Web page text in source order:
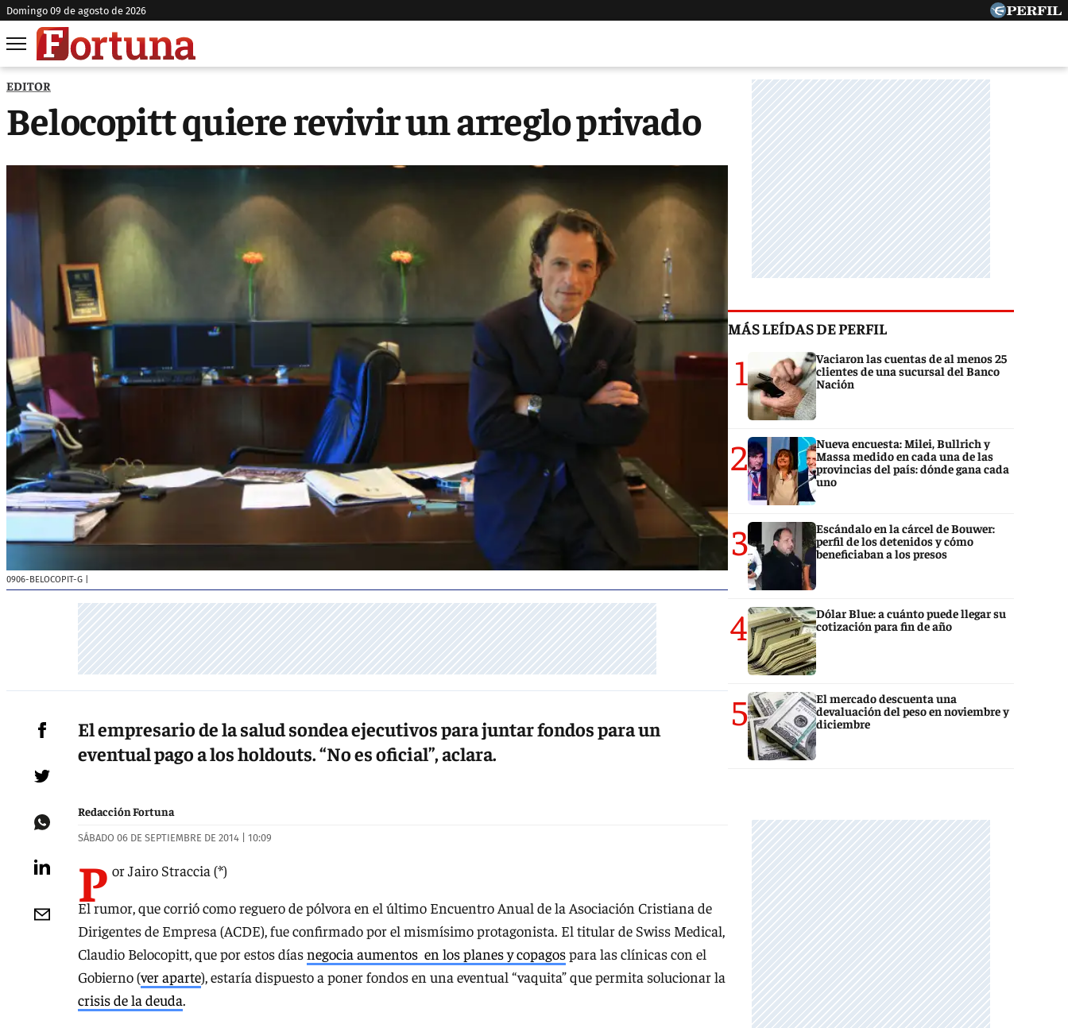
domingo 09 de agosto de 2026
EDITOR
Belocopitt quiere revivir un arreglo privado
0906-BELOCOPIT-G
El empresario de la salud sondea ejecutivos para juntar fondos para un
eventual pago a los holdouts. “No es oficial”, aclara.
Redacción Fortuna
SÁBADO 06 DE SEPTIEMBRE DE 2014 | 10:09
P or Jairo Straccia (*)
El rumor, que corrió como reguero de pólvora en el último Encuentro Anual de la Asociación Cristiana de
Dirigentes de Empresa (ACDE), fue confirmado por el mismísimo protagonista. El titular de Swiss Medical,
Claudio Belocopitt, que por estos díasnegocia aumentos en los planes y copagospara las clínicas con el
Gobierno (ver aparte), estaría dispuesto a poner fondos en una eventual “vaquita” que permita solucionar la
crisis de la deuda.
MÁS LEÍDAS DE PERFIL
1
Vaciaron las cuentas de al menos 25
clientes de una sucursal del Banco
Nación
2
Nueva encuesta: Milei, Bullrich y
Massa medido en cada una de las
provincias del país: dónde gana cada
uno
3
Escándalo en la cárcel de Bouwer:
perfil de los detenidos y cómo
beneficiaban a los presos
4
Dólar Blue: a cuánto puede llegar su
cotización para fin de año
5
El mercado descuenta una
devaluación del peso en noviembre y
diciembre